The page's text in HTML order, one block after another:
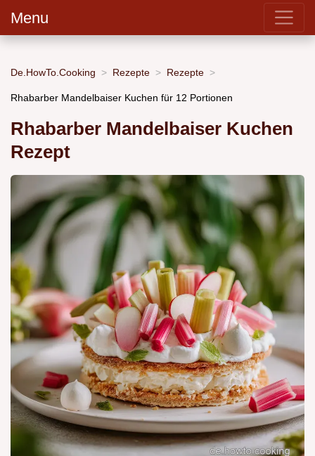
Menu
De.HowTo.Cooking Rezepte Rezepte
Rhabarber Mandelbaiser Kuchen für 12 Portionen
Rhabarber Mandelbaiser Kuchen
Rezept